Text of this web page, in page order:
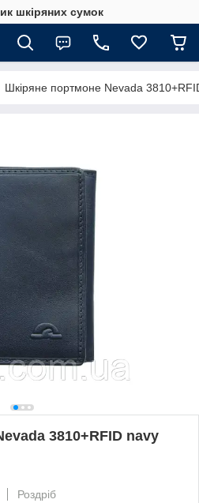
шкіряних сумок
Шкіряне портмоне Nevada
3810+RFID navy
Роздріб